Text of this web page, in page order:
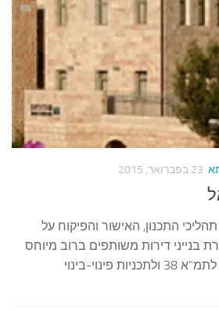
23 בפברואר, 2015
התכנון, האישור והפיקוח על
בנייני דירות משותפים ברוב מיוחס
בינוי